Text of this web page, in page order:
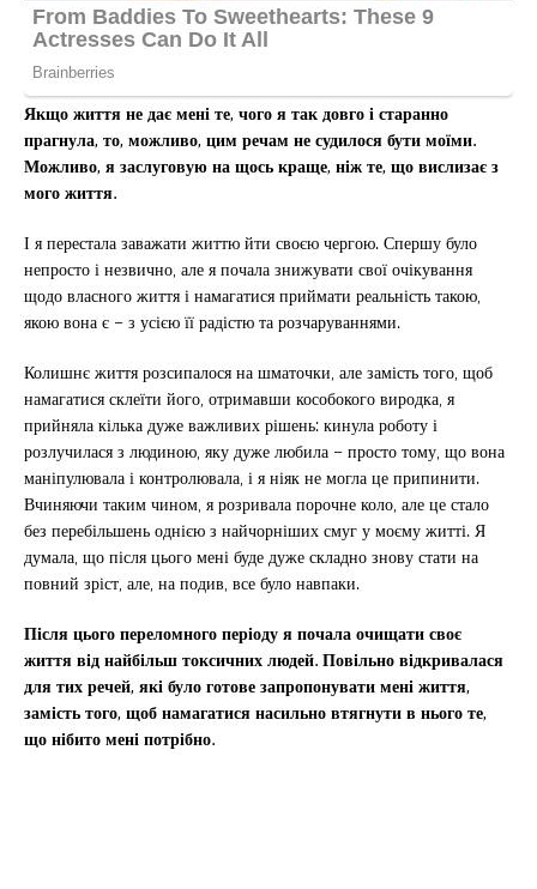
Якщо життя не дає мені те, чого я так довго і старанно
прагнула, то, можливо, цим речам не судилося бути моїми.
Можливо, я заслуговую на щось краще, ніж те, що вислизає з
мого життя.
І я перестала заважати життю йти своєю чергою. Спершу було
непросто і незвично, але я почала знижувати свої очікування
щодо власного життя і намагатися приймати реальність такою,
якою вона є – з усією її радістю та розчаруваннями.
Колишнє життя розсипалося на шматочки, але замість того, щоб
намагатися склеїти його, отримавши кособокого виродка, я
прийняла кілька дуже важливих рішень: кинула роботу і
розлучилася з людиною, яку дуже любила – просто тому, що вона
маніпулювала і контролювала, і я ніяк не могла це припинити.
Вчиняючи таким чином, я розривала порочне коло, але це стало
без перебільшень однією з найчорніших смуг у моєму житті. Я
думала, що після цього мені буде дуже складно знову стати на
повний зріст, але, на подив, все було навпаки.
Після цього переломного періоду я почала очищати своє
життя від найбільш токсичних людей. Повільно відкривалася
для тих речей, які було готове запропонувати мені життя,
замість того, щоб намагатися насильно втягнути в нього те,
що нібито мені потрібно.